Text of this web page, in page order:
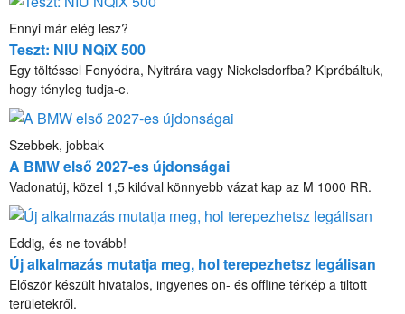
Ennyi már elég lesz?
Teszt: NIU NQiX 500
Egy töltéssel Fonyódra, Nyitrára vagy Nickelsdorfba? Kipróbáltuk,
hogy tényleg tudja-e.
Szebbek, jobbak
A BMW első 2027-es újdonságai
Vadonatúj, közel 1,5 kilóval könnyebb vázat kap az M 1000 RR.
Eddig, és ne tovább!
Új alkalmazás mutatja meg, hol terepezhetsz legálisan
Először készült hivatalos, ingyenes on- és offline térkép a tiltott
területekről.